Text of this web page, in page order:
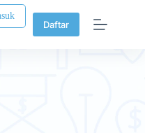
Daftar